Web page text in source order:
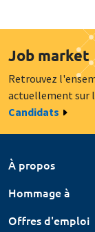
Job market
Retrouvez
actuellement sur
Candidats
À propos
Hommage à
Offres d'emploi